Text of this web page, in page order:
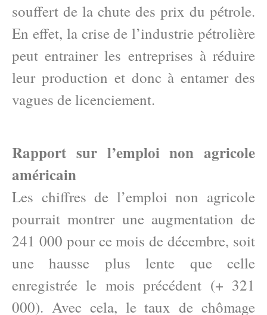
souffert de la chute des prix du pétrole.
En effet, la crise de l’industrie pétrolière
peut entrainer les entreprises à réduire
leur production et donc à entamer des
vagues de licenciement.
Rapport sur l’emploi non agricole
américain
Les chiffres de l’emploi non agricole
pourrait montrer une augmentation de
241 000 pour ce mois de décembre, soit
une hausse plus lente que celle
enregistrée le mois précédent (+ 321
000). Avec cela, le taux de chômage